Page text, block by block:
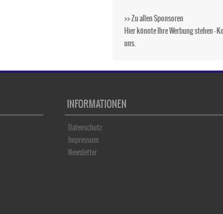
>> Zu allen Sponsoren
Hier könnte Ihre Werbung stehen –
uns.
INFORMATIONEN
Datenschutz
Impressum
Newsletter